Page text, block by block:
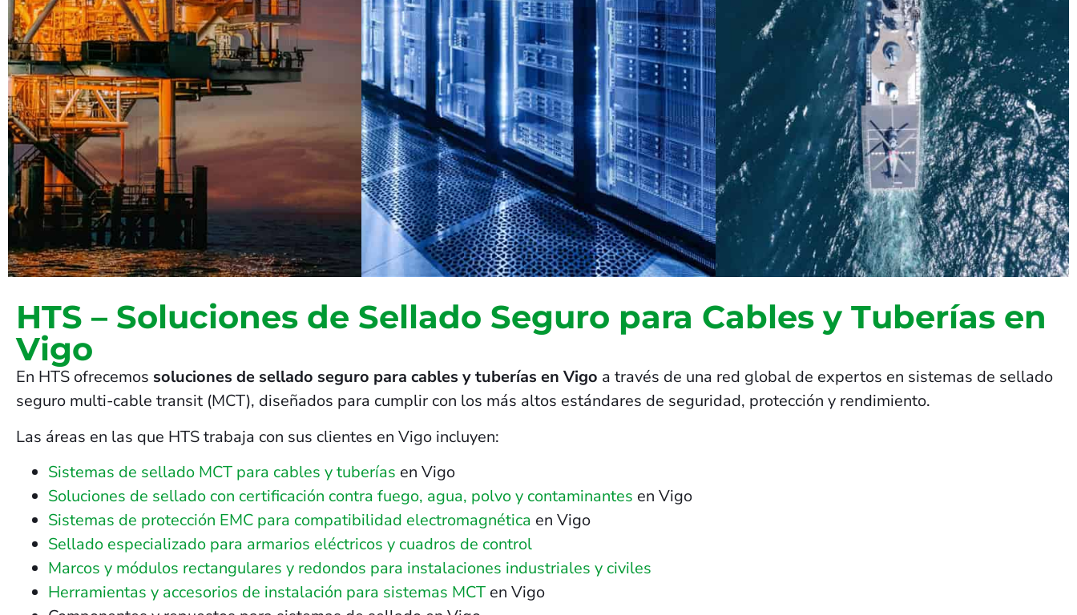
HTS – Soluciones de Sellado Seguro para Cables y Tuberías en
Vigo
En HTS ofrecemos soluciones de sellado seguro para cables y tuberías en Vigo a través de una red global de expertos en sistemas de sellado
seguro multi-cable transit (MCT), diseñados para cumplir con los más altos estándares de seguridad, protección y rendimiento.
Las áreas en las que HTS trabaja con sus clientes en Vigo incluyen:
Sistemas de sellado MCT para cables y tuberías en Vigo
Soluciones de sellado con certificación contra fuego, agua, polvo y contaminantes en Vigo
Sistemas de protección EMC para compatibilidad electromagnética en Vigo
Sellado especializado para armarios eléctricos y cuadros de control
Marcos y módulos rectangulares y redondos para instalaciones industriales y civiles
Herramientas y accesorios de instalación para sistemas MCT en Vigo